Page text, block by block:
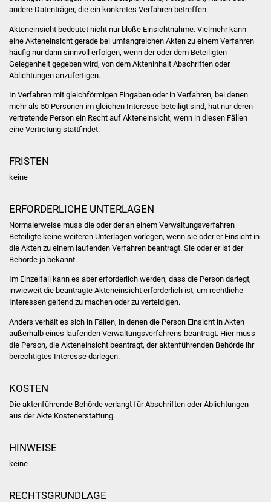
Veranstaltungen
Stadtfest
Ostermarkt
Einrichtungen
Hallenbad
Zehntscheuer
Bürgerhaus
Vereine und Parteien
Selbsteintrag Vereine
Beirat Süßener Vereine
Tourismus
andere Datenträger, die ein konkretes Verfahren betreffen.
Akteneinsicht bedeutet nicht nur bloße Einsichtnahme. Vielmehr kann
eine Akteneinsicht gerade bei umfangreichen Akten zu einem Verfahren
häufig nur dann sinnvoll erfolgen, wenn der oder dem Beteiligten
Gelegenheit gegeben wird, von dem Akteninhalt Abschriften oder
Ablichtungen anzufertigen.
In Verfahren mit gleichförmigen Eingaben oder in Verfahren, bei denen
mehr als 50 Personen im gleichen Interesse beteiligt sind, hat nur deren
vertretende Person ein Recht auf Akteneinsicht, wenn in diesen Fällen
eine Vertretung stattfindet.
FRISTEN
keine
ERFORDERLICHE UNTERLAGEN
Normalerweise muss die oder der an einem Verwaltungsverfahren
Beteiligte keine weiteren Unterlagen vorlegen, wenn sie oder er Einsicht in
die Akten zu einem laufenden Verfahren beantragt. Sie oder er ist der
Behörde ja bekannt.
Im Einzelfall kann es aber erforderlich werden, dass die Person darlegt,
inwieweit die beantragte Akteneinsicht erforderlich ist, um rechtliche
Interessen geltend zu machen oder zu verteidigen.
Anders verhält es sich in Fällen, in denen die Person Einsicht in Akten
außerhalb eines laufenden Verwaltungsverfahrens beantragt. Hier muss
die Person, die Akteneinsicht beantragt, der aktenführenden Behördeihr
berechtigtes Interesse darlegen.
KOSTEN
Die aktenführende Behörde verlangt für Abschriften oder Ablichtungen
aus der Akte Kostenerstattung.
HINWEISE
keine
RECHTSGRUNDLAGE